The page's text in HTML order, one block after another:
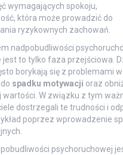
wymagających spokoju,
która może prowadzić do
ryzykownych zachowań.
nadpobudliwości
jest to tylko faza przejściowa.
borykają się z problemami
spadku motywacji oraz
wartości. W związku z tym
dostrzegali te trudności i
poprzez wprowadzenie
psychoruchowej